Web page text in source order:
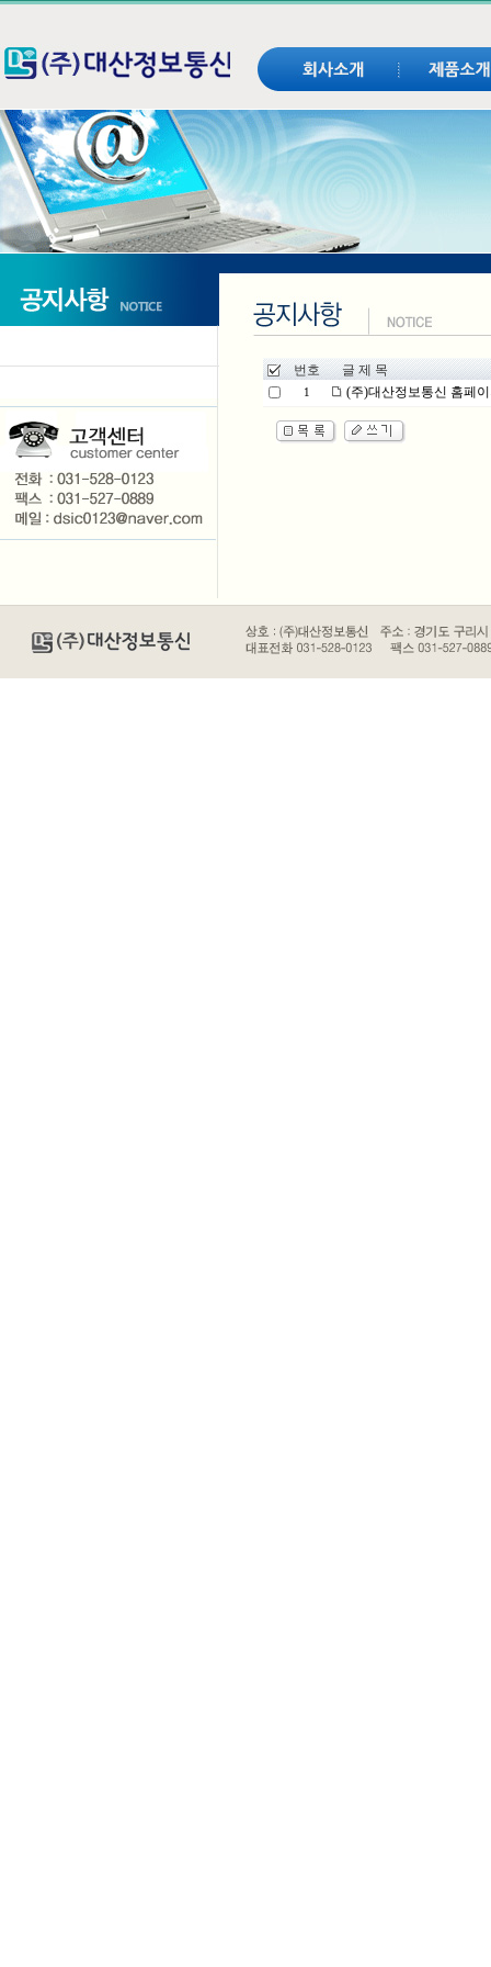
번호 글 제 목
1 (주)대산정보통신 홈페